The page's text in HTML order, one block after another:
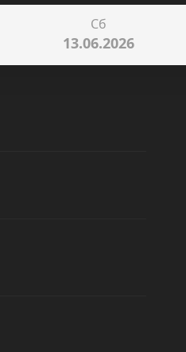
Сб
13.06.2026